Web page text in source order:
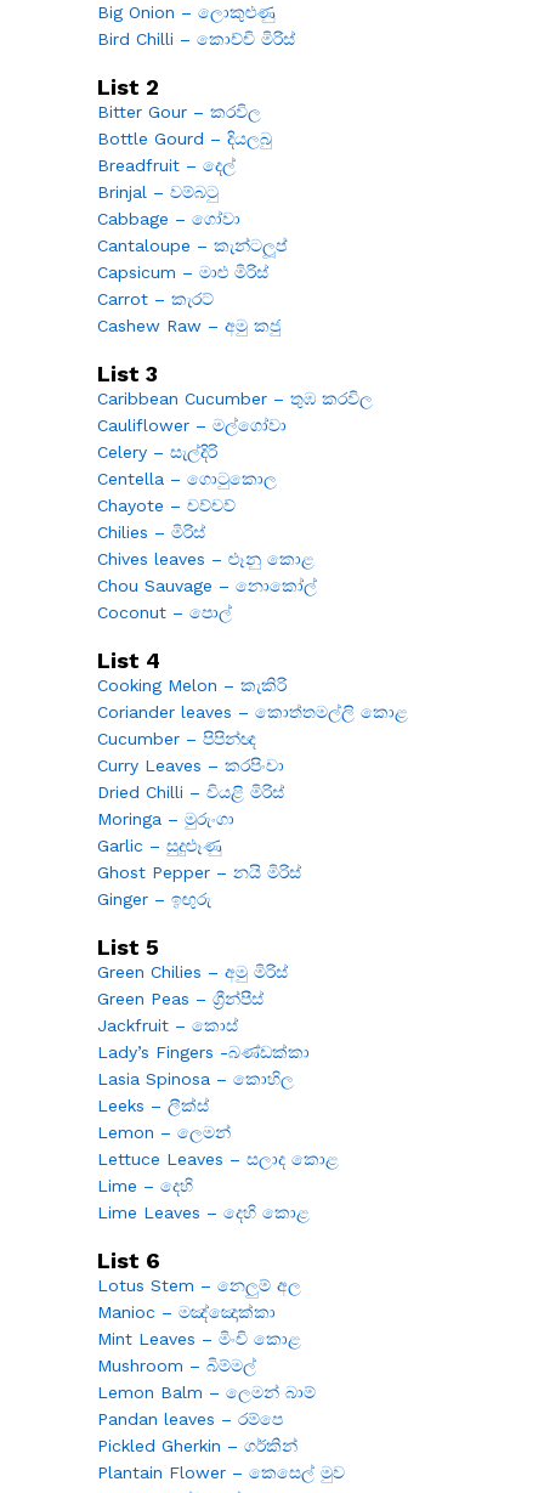
Big Onion – ලොකුළුණු
Bird Chilli – කොච්චි මිරිස්
List 2
Bitter Gour – කරවිල
Bottle Gourd – දියලබු
Breadfruit – දෙල්
Brinjal – වම්බටු
Cabbage – ගෝවා
Cantaloupe – කැන්ටලූප්
Capsicum – මාළු මිරිස්
Carrot – කැරට්
Cashew Raw – අමු කජු
List 3
Caribbean Cucumber – තුඹ කරවිල
Cauliflower – මල්ගෝවා
Celery – සැල්දිරි
Centella – ගොටුකොල
Chayote – චව්චව්
Chilies – මිරිස්
Chives leaves – ළූනු කොළ
Chou Sauvage – නොකෝල්
Coconut – පොල්
List 4
Cooking Melon – කැකිරි
Coriander leaves – කොත්තමල්ලි කොළ
Cucumber – පිපින්ඥ
Curry Leaves – කරපිංචා
Dried Chilli – වියළි මිරිස්
Moringa – මුරුංගා
Garlic – සුදුළූණු
Ghost Pepper – නයි මිරිස්
Ginger – ඉඟුරු
List 5
Green Chilies – අමු මිරිස්
Green Peas – ග්‍රීන්පීස්
Jackfruit – කොස්
Lady’s Fingers -බණ්ඩක්කා
Lasia Spinosa – කොහිල
Leeks – ලීක්ස්
Lemon – ලෙමන්
Lettuce Leaves – සලාද කොළ
Lime – දෙහි
Lime Leaves – දෙහි කොළ
List 6
Lotus Stem – නෙලුම් අල
Manioc – මඤ්ඤොක්කා
Mint Leaves – මිංචි කොළ
Mushroom – බිම්මල්
Lemon Balm – ලෙමන් බාම්
Pandan leaves – රම්පෙ
Pickled Gherkin – ගර්කින්
Plantain Flower – කෙසෙල් මුව